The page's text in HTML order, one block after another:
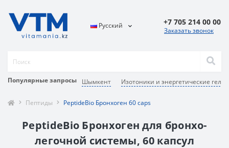
Популярные запросы Шымкент Изотоники и энергетические гели
Русский +7 705 214 00 00
Заказать звонок
Пептиды PeptideBio Бронхоген 60 caps
PeptideBio Бронхоген для бронхо-
легочной системы, 60 капсул